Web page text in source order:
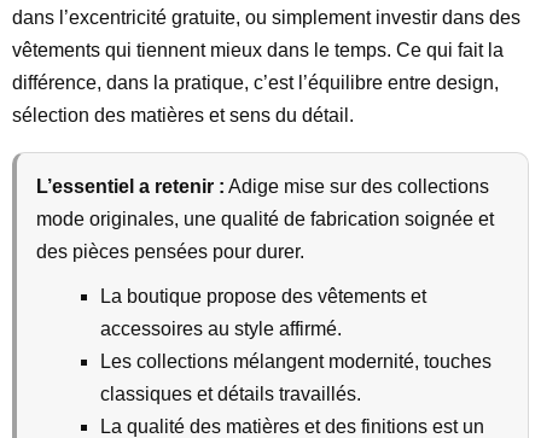
dans l’excentricité gratuite, ou simplement investir dans des
vêtements qui tiennent mieux dans le temps. Ce qui fait la
différence, dans la pratique, c’est l’équilibre entre design,
sélection des matières et sens du détail.
L’essentiel a retenir : Adige mise sur des collections
mode originales, une qualité de fabrication soignée et
des pièces pensées pour durer.
La boutique propose des vêtements et
accessoires au style affirmé.
Les collections mélangent modernité, touches
classiques et détails travaillés.
La qualité des matières et des finitions est un